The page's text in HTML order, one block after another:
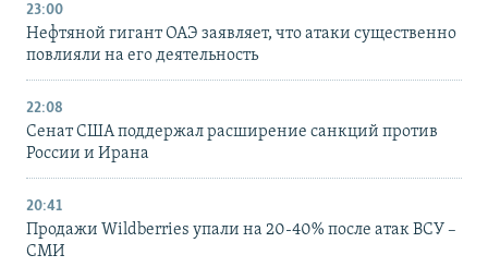
23:00
Нефтяной гигант ОАЭ заявляет, что атаки существенно
повлияли на его деятельность
22:08
Сенат США поддержал расширение санкций против
России и Ирана
20:41
Продажи Wildberries упали на 20-40% после атак ВСУ –
СМИ